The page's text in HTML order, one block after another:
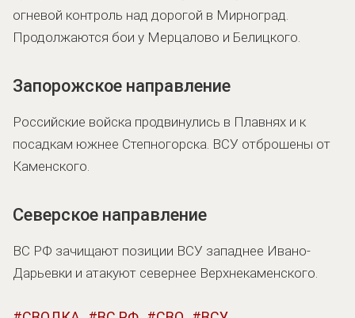
огневой контроль над дорогой в Мирноград.
Продолжаются бои у Мерцалово и Белицкого.
Запорожское направление
Российские войска продвинулись в Плавнях и к
посадкам южнее Степногорска. ВСУ отброшены от
Каменского.
Северское направление
ВС РФ зачищают позиции ВСУ западнее Ивано-
Дарьевки и атакуют севернее Верхнекаменского.